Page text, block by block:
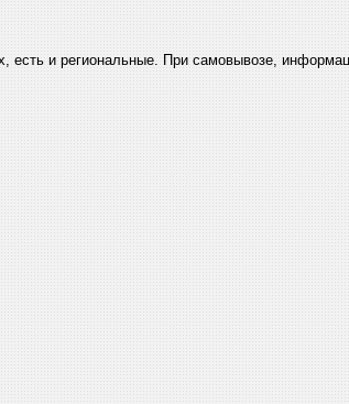
и региональные. При самовывозе,